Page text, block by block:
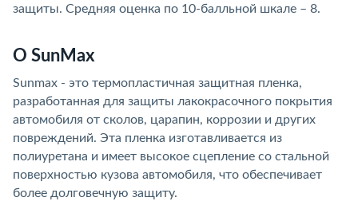
защиты. Средняя оценка по 10-балльной шкале – 8.
О SunMax
Sunmax - это термопластичная защитная пленка,
разработанная для защиты лакокрасочного покрытия
автомобиля от сколов, царапин, коррозии и других
повреждений. Эта пленка изготавливается из
полиуретана и имеет высокое сцепление со стальной
поверхностью кузова автомобиля, что обеспечивает
более долговечную защиту.